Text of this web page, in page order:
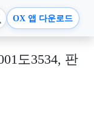
OX 앱 다운로드
도3534, 판